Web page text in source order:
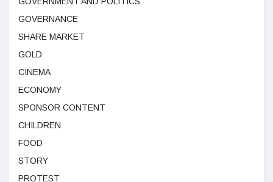
GOVERNANCE
SHARE MARKET
GOLD
CINEMA
ECONOMY
SPONSOR CONTENT
CHILDREN
FOOD
STORY
PROTEST